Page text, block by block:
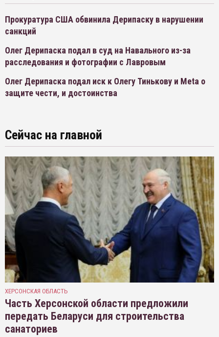
Прокуратура США обвинила Дерипаску в нарушении
санкций
Олег Дерипаска подал в суд на Навального из-за
расследования и фотографии с Лавровым
Олег Дерипаска подал иск к Олегу Тинькову и Meta о
защите чести, и достоинства
Сейчас на главной
ХЕРСОНСКАЯ ОБЛАСТЬ
Часть Херсонской области предложили
передать Беларуси для строительства
санаториев